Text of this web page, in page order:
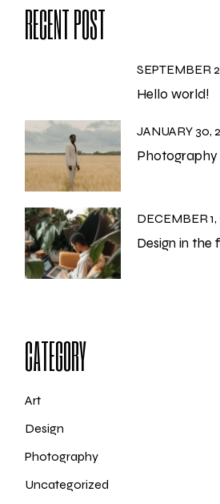
RECENT POST
SEPTEMBER
Hello world!
JANUARY 30,
DECEMBER 1,
Design in the
CATEGORY
Art
Design
Photography
Uncategorized